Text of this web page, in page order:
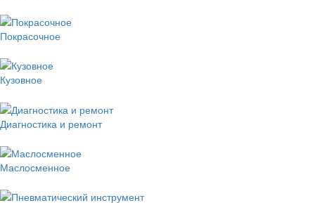
Покрасочное
Кузовное
Диагностика и ремонт
Маслосменное